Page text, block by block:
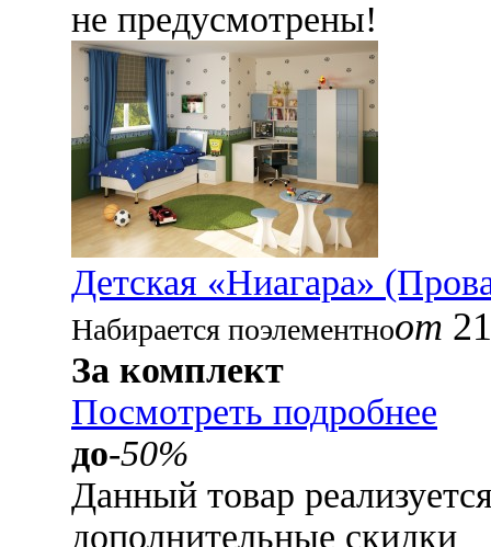
не предусмотрены!
Детская «Ниагара»
Набирается поэлементноот
За комплект
Посмотреть подробнее
до-50%
Данный товар
дополнительные скидки